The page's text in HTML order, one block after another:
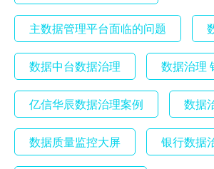
主数据管理平台面临的问题
数据中台数据治理 数据治理
亿信华辰数据治理案例 数据
数据质量监控大屏 银行数据